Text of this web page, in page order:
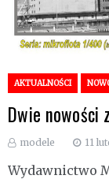
AKTUALNOŚCI
Dwie nowości
modele 11
Wydawnictwo